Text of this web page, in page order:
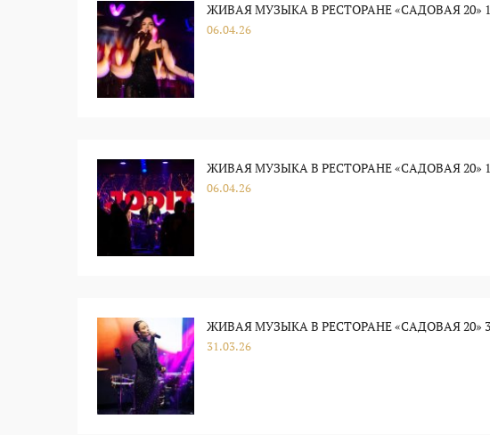
ЖИВАЯ МУЗЫКА В РЕСТОРАНЕ «САДОВАЯ 20»
06.04.26
ЖИВАЯ МУЗЫКА В РЕСТОРАНЕ «САДОВАЯ 20»
06.04.26
ЖИВАЯ МУЗЫКА В РЕСТОРАНЕ «САДОВАЯ 20»
31.03.26